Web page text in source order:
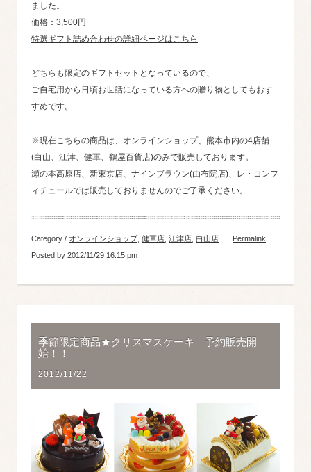
ました。
価格：3,500円
特選ギフト詰め合わせの詳細ページはこちら
どちらも限定のギフトセットとなっているので、
ご自宅用から日頃お世話になっている方への贈り物としてもおす
すめです。
※現在こちらの商品は、オンラインショップ、熊本市内の4店舗
(白山、江津、健軍、鶴屋百貨店)のみで販売しております。
瀬の本高原店、新東京店、ナインブラウン(由布院店)、レ・コンフ
ィチュールでは販売しておりませんのでご了承ください。
Category / オンラインショップ, 健軍店 江津店 白山店
Permalink
Posted by 2012/11/29 16:15 pm
季節限定商品★クリスマスケーキ 予約販売開
始！！
2012/11/22